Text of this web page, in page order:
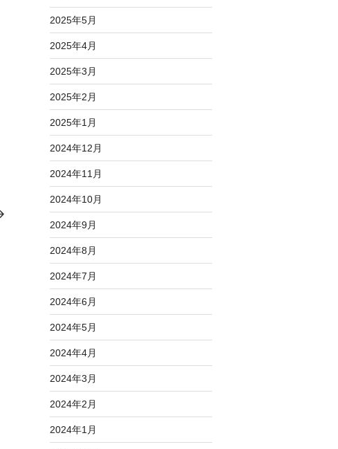
2025年5月
2025年4月
2025年3月
2025年2月
2025年1月
2024年12月
2024年11月
2024年10月
2024年9月
2024年8月
2024年7月
2024年6月
2024年5月
2024年4月
2024年3月
2024年2月
2024年1月